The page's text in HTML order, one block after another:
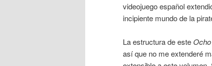
videojuego español
incipiente mundo de la
La estructura de este
así que no me extenderé